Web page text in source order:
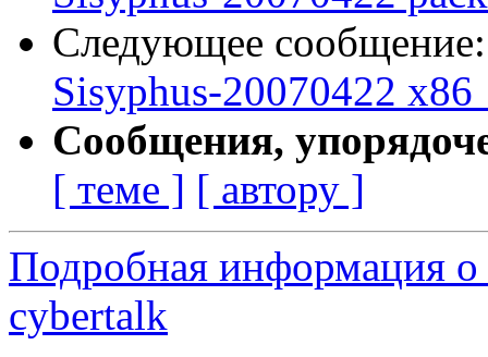
Следующее
Sisyphus-20070422
Сообщения,
[ теме ] [ автору ]
Подробная информация о
cybertalk